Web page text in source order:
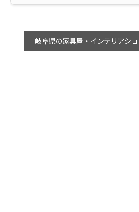
岐阜県の家具屋・インテリアシ